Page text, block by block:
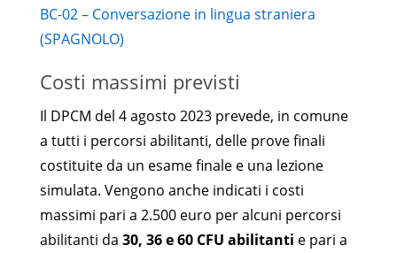
BC-02 – Conversazione in lingua straniera
(SPAGNOLO)
Costi massimi previsti
Il DPCM del 4 agosto 2023 prevede, in comune
a tutti i percorsi abilitanti, delle prove finali
costituite da un esame finale e una lezione
simulata. Vengono anche indicati i costi
massimi pari a 2.500 euro per alcuni percorsi
abilitanti da 30, 36 e 60 CFU abilitanti e pari a